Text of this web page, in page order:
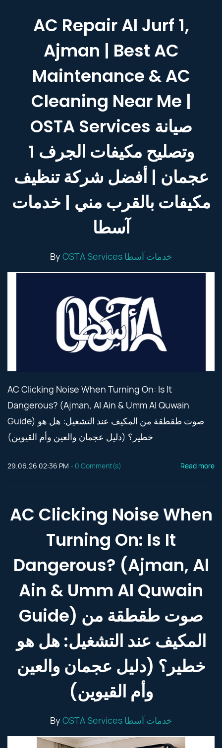
AC Repair Al Jurf 1,
Ajman | Best AC
Maintenance & AC
Cleaning Near Me |
OSTA Services صيانة
وتصليح مكيفات الجرف 1
عجمان | أفضل شركة تنظيف
مكيفات بالقرب مني | خدمات
آسطا
By OSTA Services خدمات آسطا
AC Clicking Noise When Turning On: Is It
Dangerous? (Ajman, Al Ain & Umm Al Quwain
Guide) صوت طقطقة من المكيف عند التشغيل: هل هو
خطير؟ (دليل عجمان والعين وأم القيوين)
29.06.26 02:36 PM - 0 Comment(s) Read more
AC Clicking Noise When
Turning On: Is It
Dangerous? (Ajman, Al
Ain & Umm Al Quwain
Guide) صوت طقطقة من
المكيف عند التشغيل: هل هو
خطير؟ (دليل عجمان والعين
وأم القيوين)
By OSTA Services خدمات آسطا